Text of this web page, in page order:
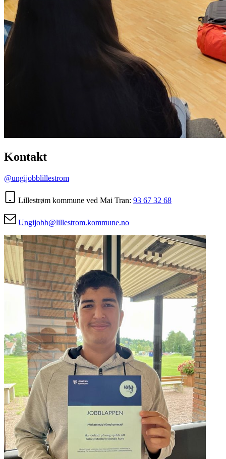
Kontakt
@ungijobblillestrom
Lillestrøm kommune ved Mai Tran: 93 67 32 68
Ungijobb@lillestrom.kommune.no